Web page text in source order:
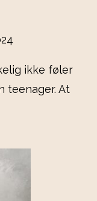
ikke føler
teenager. At